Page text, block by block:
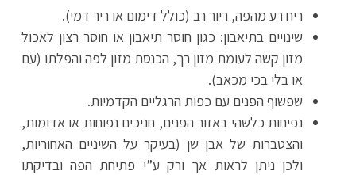
ריח רע מהפה, ריור רב (כולל דימום או ריר דמי).
שינויים בתיאבון: כגון חוסר תיאבון או חוסר רצון לאכול
מזון קשה לעומת מזון רך, הכנסת מזון לפה והפלתו (עם
או בלי בכי מכאב).
שפשוף הפנים עם כפות הרגליים הקדמיות.
נפיחות כלשהי באזור הפנים, חניכים נפוחות או אדומות,
והצטברות של אבן שן (בעיקר על השיניים האחוריות,
ולכן ניתן לראות אך ורק ע”י פתיחת הפה ובדיקתו